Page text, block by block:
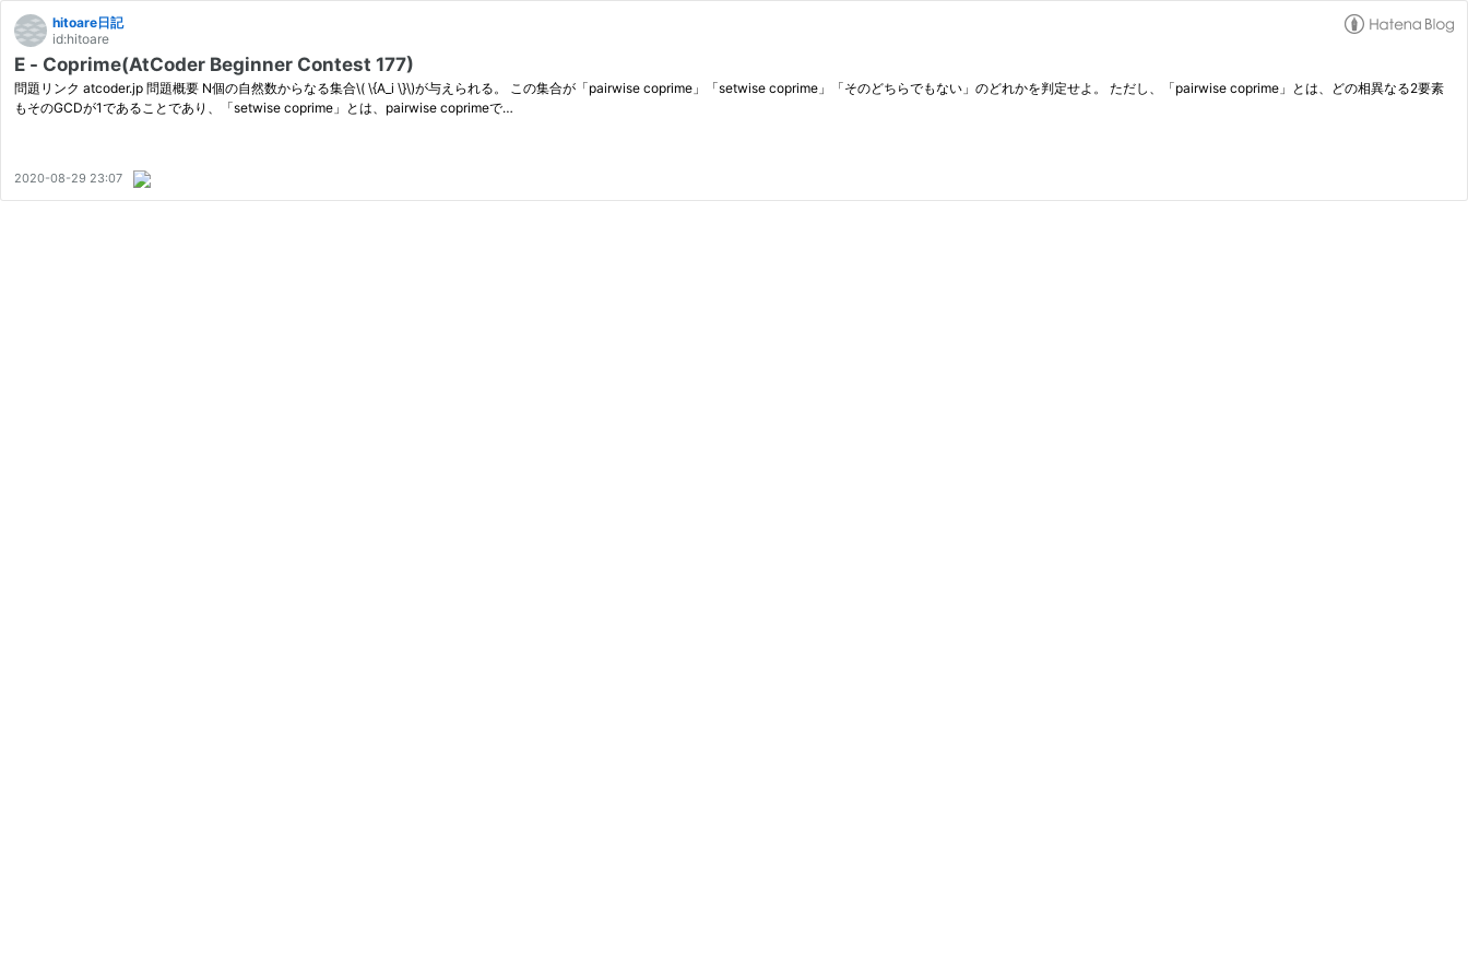
hitoare日記
id:hitoare
E - Coprime(AtCoder Beginner Contest 177)
問題リンク atcoder.jp 問題概要 N個の自然数からなる集合\( \{A_i \}\)が与えられる。 この集合が「pairwise coprime」「setwise coprime」「そのどちらでもない」のどれかを判定せよ。 ただし、「pairwise coprime」とは、どの相異なる2要素
もそのGCDが1であることであり、「setwise coprime」とは、pairwise coprimeで…
2020-08-29 23:07